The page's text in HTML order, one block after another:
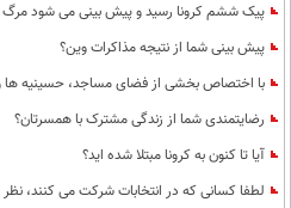
پیک ششم کرونا رسید و پیش بینی می شود مرگ
پیش بینی شما از نتیجه مذاکرات وین؟
با اختصاص بخشی از فضای مساجد، حسینیه ها و
رضایتمندی شما از زندگی مشترک با همسرتان؟
آیا تا کنون به کرونا مبتلا شده اید؟
لطفا کسانی که در انتخابات شرکت می کنند،